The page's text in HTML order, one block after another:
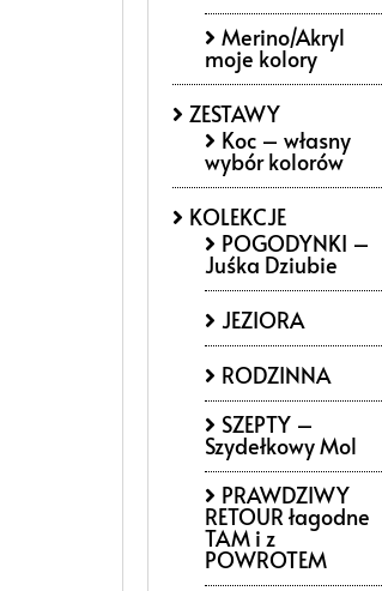
Merino/Akryl
moje kolory
ZESTAWY
Koc – własny
wybór kolorów
KOLEKCJE
POGODYNKI –
Juśka Dziubie
JEZIORA
RODZINNA
SZEPTY –
Szydełkowy Mol
PRAWDZIWY
RETOUR łagodne
TAM i z
POWROTEM